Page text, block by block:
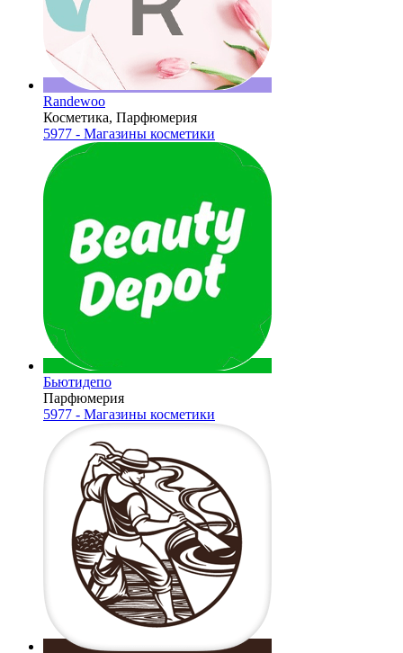
Randewoo
Косметика, Парфюмерия
5977 - Магазины косметики
Бьютидепо
Парфюмерия
5977 - Магазины косметики